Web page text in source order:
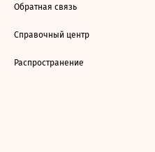
Обратная связь
Справочный центр
Распространение